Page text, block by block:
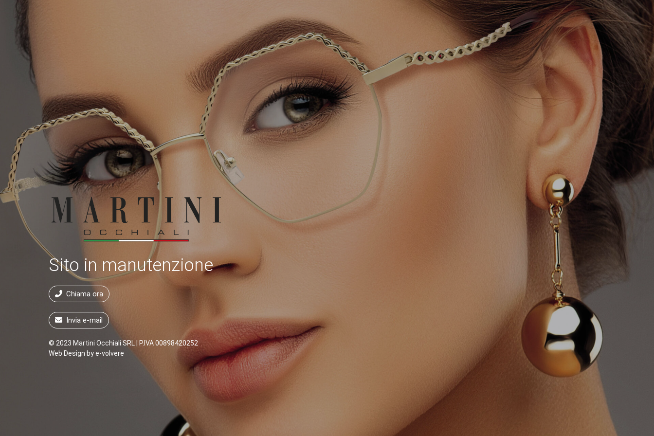
Sito in manutenzione
Chiama ora
Invia e-mail
© 2023 Martini Occhiali SRL | P.IVA 00898420252
Web Design bye-volvere